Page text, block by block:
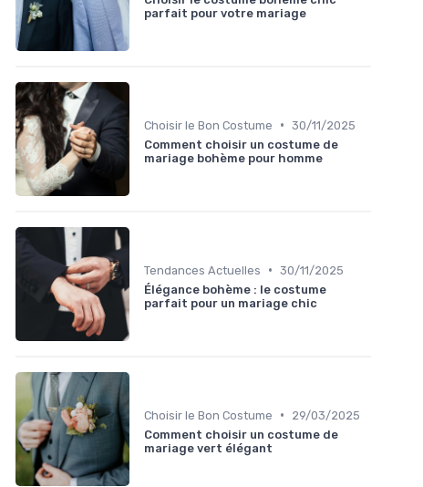
parfait pour votre mariage
Choisir le Bon Costume • 30/11/2025
Comment choisir un costume de
mariage bohème pour homme
Tendances Actuelles • 30/11/2025
Élégance bohème : le costume
parfait pour un mariage chic
Choisir le Bon Costume •
29/03/2025
Comment choisir un costume de
mariage vert élégant